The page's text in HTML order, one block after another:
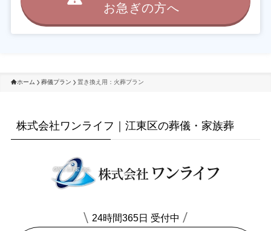
お急ぎの方へ
ホーム 葬儀プラン 置き換え用：火葬プラン
株式会社ワンライフ｜江東区の葬儀・家族葬
24時間365日 受付中